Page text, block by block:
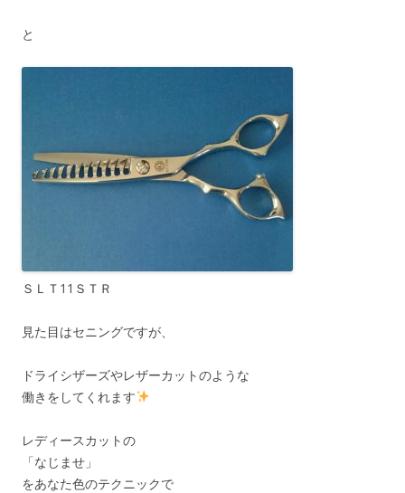
と
ＳＬＴ11ＳＴＲ
見た目はセニングですが、
ドライシザーズやレザーカットのような
働きをしてくれます
レディースカットの
「なじませ」
をあなた色のテクニックで